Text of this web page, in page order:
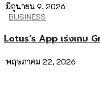
มิถุนายน 9, 2026
BUSINESS
Lotus’s App เร่งเกม
พฤษภาคม 22, 2026